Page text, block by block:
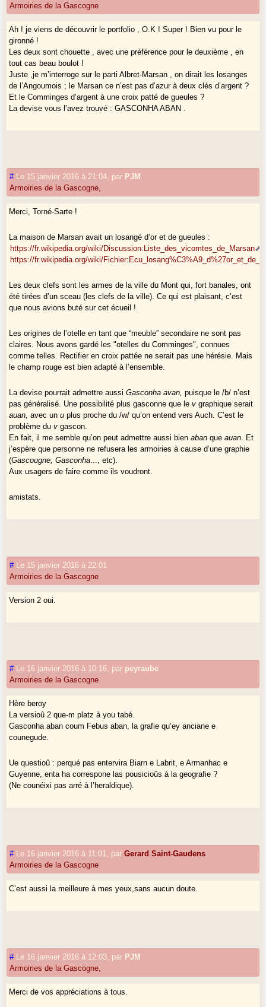
Armoiries de la Gascogne
Ah ! je viens de découvrir le portfolio , O.K ! Super ! Bien vu pour le
gironné !
Les deux sont chouette , avec une préférence pour le deuxième , en
tout cas beau boulot !
Juste ,je m’interroge sur le parti Albret-Marsan , on dirait les losanges
de l’Angoumois ; le Marsan ce n’est pas d’azur à deux clés d’argent ?
Et le Comminges d’argent à une croix patté de gueules ?
La devise vous l’avez trouvé : GASCONHA ABAN .
# Le 15 janvier 2016 à 21:04 par PJM
Armoiries de la Gascogne,
Merci, Torné-Sarte !
La maison de Marsan avait un losangé d’or et de gueules :
https://fr.wikipedia.org/wiki/Discussion:Liste_des_vicomtes_de_Marsan
https://fr.wikipedia.org/wiki/
Les deux clefs sont les armes de la ville du Mont qui, fort banales, ont
été tirées d’un sceau (les clefs de la ville). Ce qui est plaisant, c’est
que nous avions buté sur cet écueil !
Les origines de l’otelle en tant que “meuble” secondaire ne sont pas
claires. Nous avons gardé les "otelles du Comminges", connues
comme telles. Rectifier en croix pattée ne serait pas une hérésie. Mais
le champ rouge est bien adapté à l’ensemble.
La devise pourrait admettre aussiGasconha avan, puisque le /b/ n’est
pas généralisé. Une possibilité plus gasconne que lev graphique serait
auan, avec unu plus proche du /w/ qu’on entend vers Auch. C’est le
problème duv gascon.
En fait, il me semble qu’on peut admettre aussi bienaban queauan . Et
j’espère que personne ne refusera les armoiries à cause d’une graphie
(Gascougne, Gasconha ..., etc).
Aux usagers de faire comme ils voudront.
amistats.
#
Le 15 janvier 2016 à 22:01
Armoiries de la Gascogne
Version 2 oui.
# Le 16 janvier 2016 à 10:16 par peyraube
Armoiries de la Gascogne
Hère beroy
La versioû 2 que-m platz à you tabé.
Gasconha aban coum Febus aban, la grafie qu’ey anciane e
counegude.
Ue questioû : perqué pas entervira Biarn e Labrit, e Armanhac e
Guyenne, enta ha correspone las pousicioûs à la geografie ?
(Ne counéixi pas arré à l’heraldique).
# Le 16 janvier 2016 à 11:01 parGerard Saint-Gaudens
Armoiries de la Gascogne
C’est aussi la meilleure à mes yeux,sans aucun doute.
# Le 16 janvier 2016 à 12:03 par PJM
Armoiries de la Gascogne,
Merci de vos appréciations à tous.